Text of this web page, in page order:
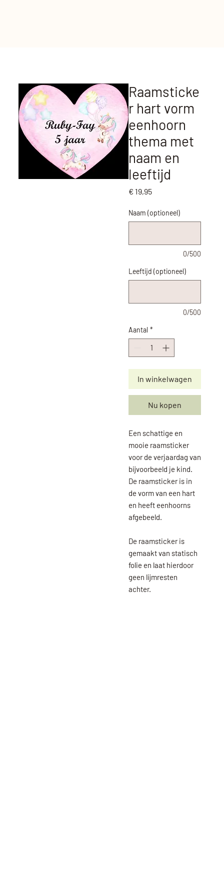
Raamsticke
r hart vorm
eenhoorn
thema met
naam en
leeftijd
€ 19,95Prijs
Naam (optioneel)
0/500
Leeftijd (optioneel)
0/500
Aantal *
In winkelwagen
Nu kopen
Een schattige en
mooie raamsticker
voor de verjaardag van
bijvoorbeeld je kind.
De raamsticker is in
de vorm van een hart
en heeft eenhoorns
afgebeeld.
De raamsticker is
gemaakt van statisch
folie en laat hierdoor
geen lijmresten
achter.